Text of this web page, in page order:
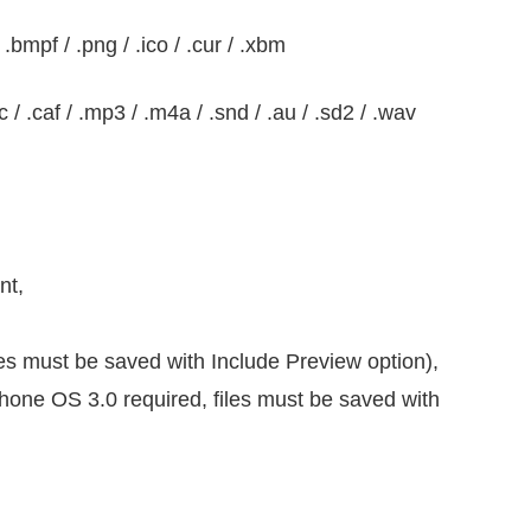
/ .png / .ico / .cur / .xbm
/ .caf / .mp3 / .m4a / .snd / .au / .sd2 / .wav
must be saved with Include Preview option),
OS 3.0 required, files must be saved with